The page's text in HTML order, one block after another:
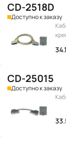
CD-2518D
Доступно к заказу
CD-25015
Доступно к заказу